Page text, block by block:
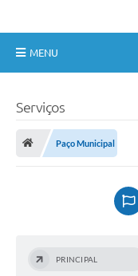
MENU
Secretarias
Horários e itinerários
Serviços
Paço Municipal
PRINCIPAL